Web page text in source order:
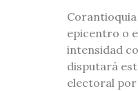
Corantioquia
epicentro o
intensidad
disputará
electoral